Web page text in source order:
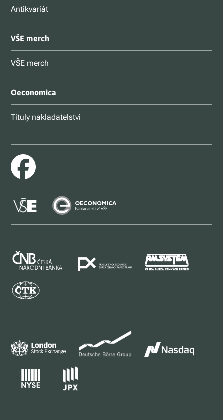
Antikvariát
VŠE merch
VŠE merch
Oeconomica
Tituly nakladatelství